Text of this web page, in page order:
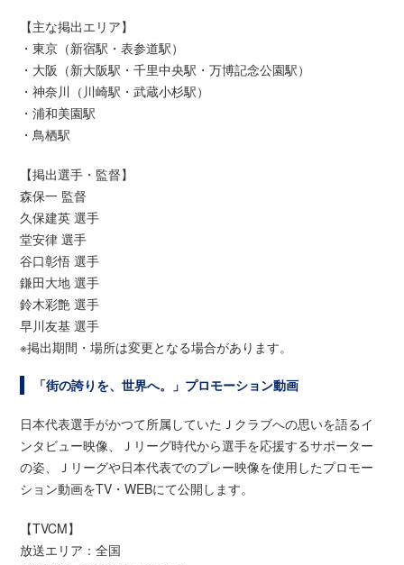
【主な掲出エリア】
・東京（新宿駅・表参道駅）
・大阪（新大阪駅・千里中央駅・万博記念公園駅）
・神奈川（川崎駅・武蔵小杉駅）
・浦和美園駅
・鳥栖駅
【掲出選手・監督】
森保一 監督
久保建英 選手
堂安律 選手
谷口彰悟 選手
鎌田大地 選手
鈴木彩艶 選手
早川友基 選手
※掲出期間・場所は変更となる場合があります。
「街の誇りを、世界へ。」プロモーション動画
日本代表選手がかつて所属していたＪクラブへの思いを語るイ
ンタビュー映像、Ｊリーグ時代から選手を応援するサポーター
の姿、Ｊリーグや日本代表でのプレー映像を使用したプロモー
ション動画をTV・WEBにて公開します。
【TVCM】
放送エリア：全国